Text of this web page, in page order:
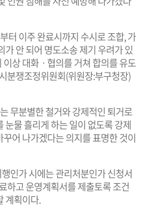
터 이주 완료시까지 수시로 조합, 가
가 안 되어 명도소송 제기 우려가 있
상 대화ㆍ협의를 거쳐 합의를 유도
분쟁조정위원회(위원장:부구청장)
무분별한 철거와 강제적인 퇴거로
눈물 흘리게 하는 일이 없도록 강제
어 나가겠다는 의지를 표명한 것이
인가 시에는 관리처분인가 신청서
하고 운영계획서를 제출토록 조건
계획이다.